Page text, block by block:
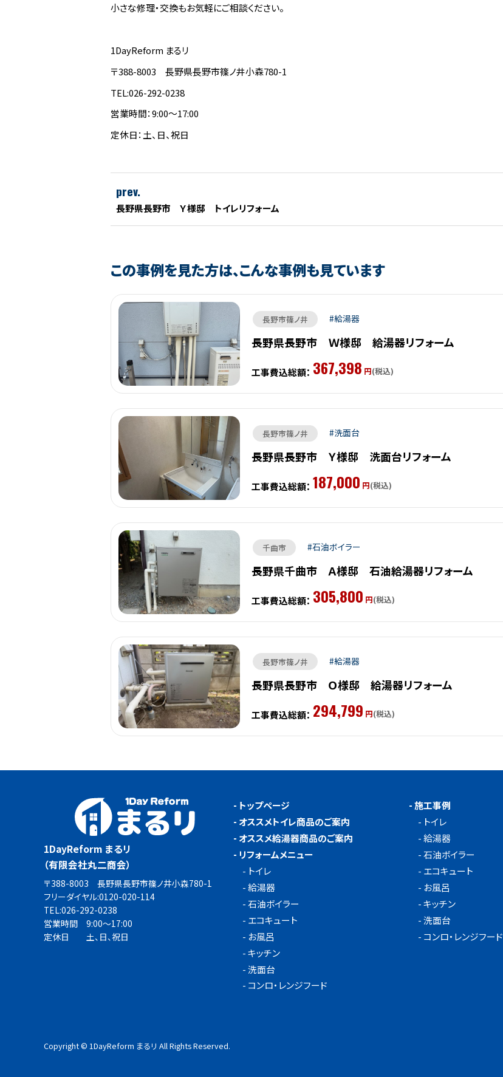
小さな修理・交換もお気軽にご相談ください。
1DayReform まるリ
〒388-8003 長野県長野市篠ノ井小森780-1
TEL:026-292-0238
営業時間：9:00～17:00
定休日：土、日、祝日
prev.
長野県長野市 Ｙ様邸 トイレリフォーム
この事例を見た方は、こんな事例も見ています
長野市篠ノ井 給湯器
長野県長野市 Ｗ様邸 給湯器リフォーム
工事費込総額： 367,398 円(税込)
長野市篠ノ井 洗面台
長野県長野市 Ｙ様邸 洗面台リフォーム
工事費込総額： 187,000 円(税込)
千曲市 石油ボイラー
長野県千曲市 Ａ様邸 石油給湯器リフォーム
工事費込総額： 305,800 円(税込)
長野市篠ノ井 給湯器
長野県長野市 Ｏ様邸 給湯器リフォーム
工事費込総額： 294,799 円(税込)
1DayReform まるリ
（有限会社丸二商会）
〒388-8003 長野県長野市篠ノ井小森780-1
フリーダイヤル:0120-020-114
TEL:026-292-0238
営業時間 9:00～17:00
定休日 土、日、祝日
- トップページ
- オススメトイレ商品のご案内
- オススメ給湯器商品のご案内
- リフォームメニュー
- トイレ
-給湯器
-石油ボイラー
- エコキュート
- お風呂
-キッチン
-洗面台
- コンロ・レンジフード
-施工事例
- トイレ
-給湯器
-石油ボイラー
- エコキュート
- お風呂
-キッチン
-洗面台
- コンロ・レンジフード
Copyright © 1DayReform まるリ All Rights Reserved.